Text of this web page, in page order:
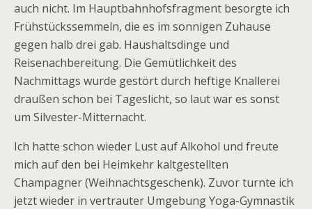
auch nicht. Im Hauptbahnhofsfragment besorgte ich
Frühstückssemmeln, die es im sonnigen Zuhause
gegen halb drei gab. Haushaltsdinge und
Reisenachbereitung. Die Gemütlichkeit des
Nachmittags wurde gestört durch heftige Knallerei
draußen schon bei Tageslicht, so laut war es sonst
um Silvester-Mitternacht.
Ich hatte schon wieder Lust auf Alkohol und freute
mich auf den bei Heimkehr kaltgestellten
Champagner (Weihnachtsgeschenk). Zuvor turnte ich
jetzt wieder in vertrauter Umgebung Yoga-Gymnastik